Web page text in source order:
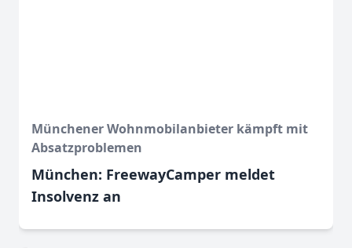
Münchener Wohnmobilanbieter kämpft mit
Absatzproblemen
München: FreewayCamper meldet
Insolvenz an